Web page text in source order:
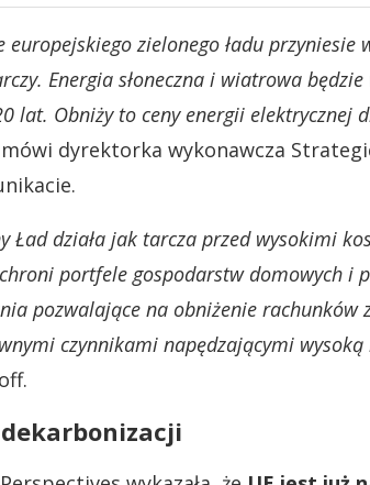
europejskiego zielonego ładu przyniesie
Energia słoneczna i wiatrowa
lat. Obniży to ceny energii elektrycznej
dyrektorka wykonawcza
Ład działa jak tarcza przed wysokimi
portfele gospodarstw domowych i
pozwalające na obniżenie rachunków
czynnikami napędzającymi